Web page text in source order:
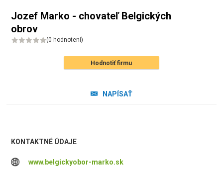
Jozef Marko - chovateľ Belgických
obrov
(0 hodnotení)
Hodnotiť firmu
NAPÍSAŤ
KONTAKTNÉ ÚDAJE
www.belgickyobor-marko.sk